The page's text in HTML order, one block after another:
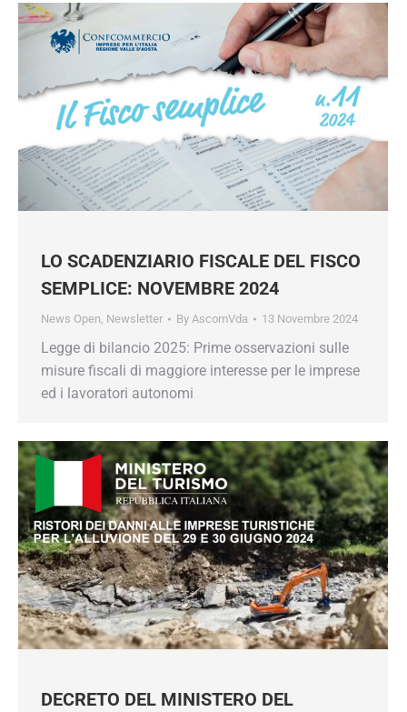
LO SCADENZIARIO FISCALE DEL FISCO
SEMPLICE: NOVEMBRE 2024
News Open, Newsletter By AscomVda 13 Novembre 2024
Legge di bilancio 2025: Prime osservazioni sulle
misure fiscali di maggiore interesse per le imprese
ed i lavoratori autonomi
DECRETO DEL MINISTERO DEL
convenzioni e le agevolazioni che Confcommercio
prepara per te.
Inserisci il tuo indirizzo e-mail
Iscriviti